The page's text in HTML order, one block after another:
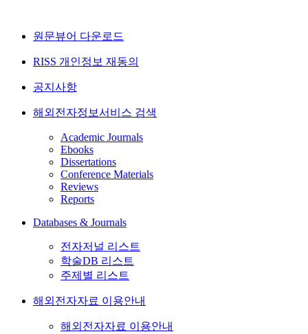
원문뷰어 다운로드
RISS 개인정보 재동의
공지사항
해외전자정보서비스 검색
Academic Journals
Ebooks
Dissertations
Conference Materials
Reviews
Reports
Databases & Journals
전자저널 리스트
학술DB 리스트
주제별 리스트
해외전자자료 이용안내
해외전자자료 이용안내